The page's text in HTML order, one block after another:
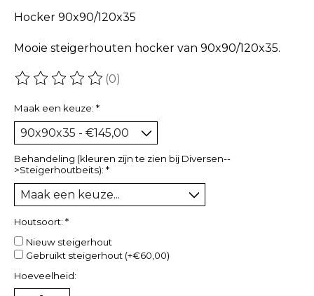
Hocker 90x90/120x35
Mooie steigerhouten hocker van 90x90/120x35.
De beoordeling van dit product is
(0)
Maak een keuze: *
Behandeling (kleuren zijn te zien bij Diversen--
>Steigerhoutbeits): *
Houtsoort: *
Nieuw steigerhout
Gebruikt steigerhout (+€60,00)
Hoeveelheid: